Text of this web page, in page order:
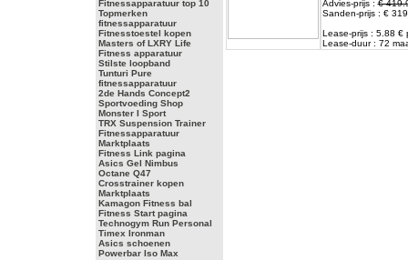
Fitnessapparatuur top 10
Topmerken
fitnessapparatuur
Fitnesstoestel kopen
Masters of LXRY Life
Fitness apparatuur
Stilste loopband
Tunturi Pure
fitnessapparatuur
2de Hands Concept2
Sportvoeding Shop
Monster I Sport
TRX Suspension Trainer
Fitnessapparatuur
Marktplaats
Fitness Link pagina
Asics Gel Nimbus
Octane Q47
Crosstrainer kopen
Marktplaats
Kamagon Fitness bal
Fitness Start pagina
Technogym Run Personal
Timex Ironman
Asics schoenen
Powerbar Iso Max
Advies-prijs :€
Sanden-prijs : €
Lease-prijs : 5.88 €
Lease-duur : 72